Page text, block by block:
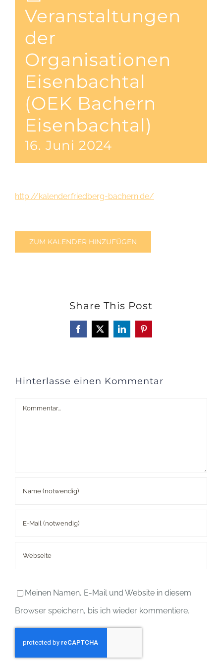
Veranstaltungen
der
Organisationen
Eisenbachtal
(OEK Bachern
Eisenbachtal)
16. Juni 2024
http://kalender.friedberg-bachern.de/
ZUM KALENDER HINZUFÜGEN
Share This Post
Facebook
X LinkedInPinterest
Hinterlasse einen Kommentar
Kommentar
Meinen Namen, E-Mail und Website in diesem
Browser speichern, bis ich wieder kommentiere.